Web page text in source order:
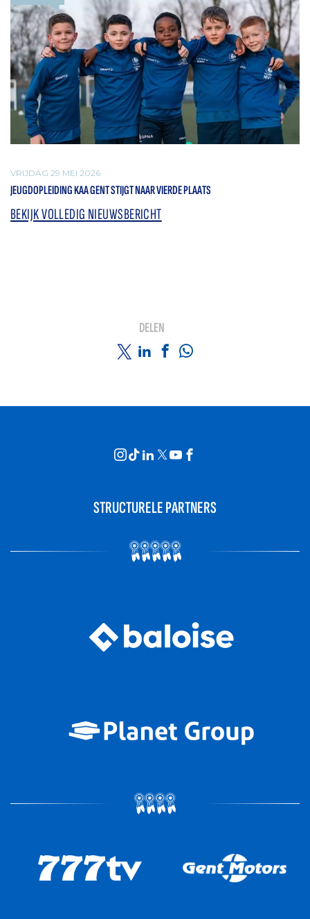
VRIJDAG 29 MEI 2026
JEUGDOPLEIDING KAA GENT STIJGT NAAR VIERDE PLAATS
BEKIJK VOLLEDIG NIEUWSBERICHT
DELEN
STRUCTURELE PARTNERS